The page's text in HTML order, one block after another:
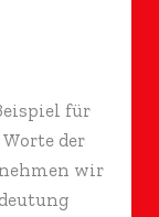
für
der
wir